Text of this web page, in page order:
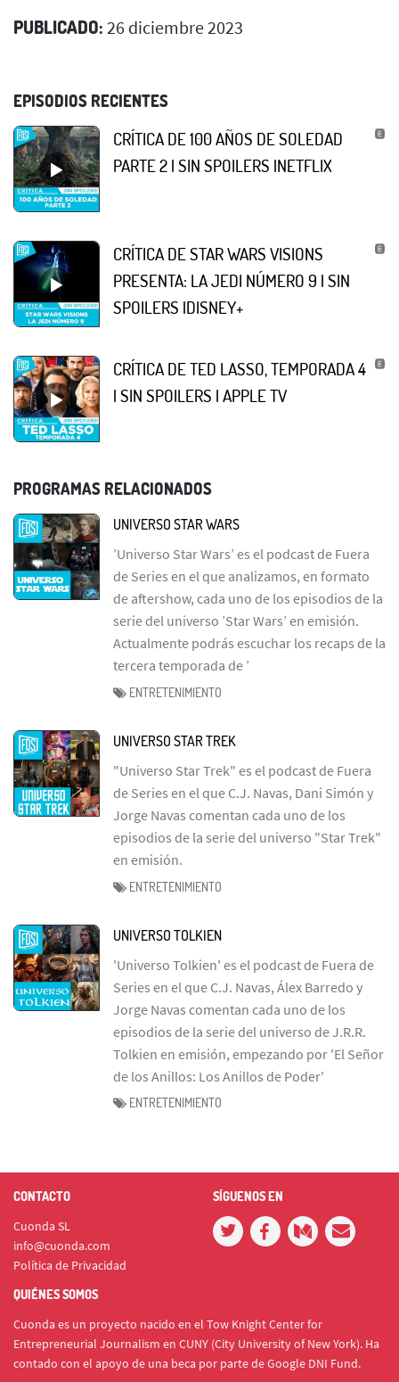
PUBLICADO: 26 diciembre 2023
EPISODIOS RECIENTES
CRÍTICA DE 100 AÑOS DE SOLEDAD
PARTE 2 | SIN SPOILERS |NETFLIX
CRÍTICA DE STAR WARS VISIONS
PRESENTA: LA JEDI NÚMERO 9 | SIN
SPOILERS |DISNEY+
CRÍTICA DE TED LASSO, TEMPORADA 4
| SIN SPOILERS | APPLE TV
PROGRAMAS RELACIONADOS
UNIVERSO STAR WARS
’Universo Star Wars’ es el podcast de Fuera
de Series en el que analizamos, en formato
de aftershow, cada uno de los episodios de la
serie del universo ’Star Wars’ en emisión.
Actualmente podrás escuchar los recaps de la
tercera temporada de ’
ENTRETENIMIENTO
UNIVERSO STAR TREK
"Universo Star Trek" es el podcast de Fuera
de Series en el que C.J. Navas, Dani Simón y
Jorge Navas comentan cada uno de los
episodios de la serie del universo "Star Trek"
en emisión.
ENTRETENIMIENTO
UNIVERSO TOLKIEN
'Universo Tolkien' es el podcast de Fuera de
Series en el que C.J. Navas, Álex Barredo y
Jorge Navas comentan cada uno de los
episodios de la serie del universo de J.R.R.
Tolkien en emisión, empezando por 'El Señor
de los Anillos: Los Anillos de Poder'
ENTRETENIMIENTO
CONTACTO
Cuonda SL
info@cuonda.com
Política de Privacidad
SÍGUENOS EN
QUIÉNES SOMOS
Cuonda es un proyecto nacido en el Tow Knight Center for
Entrepreneurial Journalism en CUNY (City University of New York). Ha
contado con el apoyo de una beca por parte de Google DNI Fund.